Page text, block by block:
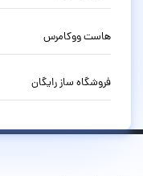
هاست ووکامرس
فروشگاه ساز رایگان